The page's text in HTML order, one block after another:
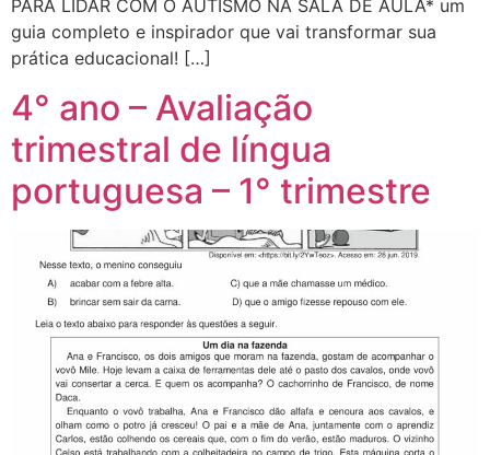
PARA LIDAR COM O AUTISMO NA SALA DE AULA* um
guia completo e inspirador que vai transformar sua
prática educacional! […]
4° ano – Avaliação
trimestral de língua
portuguesa – 1° trimestre